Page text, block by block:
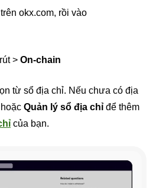
okx.com, rồi vào
> On-chain
từ sổ địa chỉ. Nếu chưa có địa
hoặc Quản lý sổ địa chỉ để thêm
của bạn.